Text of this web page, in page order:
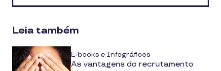
Leia também
E-books e Infográficos
As vantagens do recrutamento